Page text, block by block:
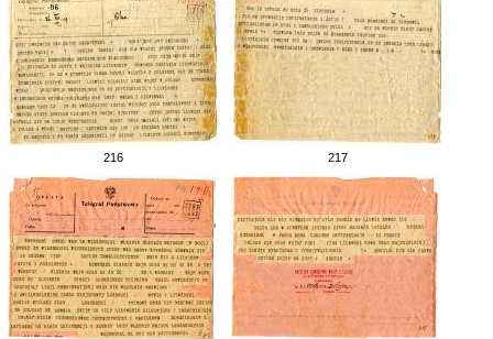
216 217